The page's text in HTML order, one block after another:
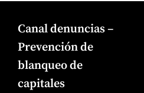
Canal denuncias –
Prevención de
blanqueo de
capitales